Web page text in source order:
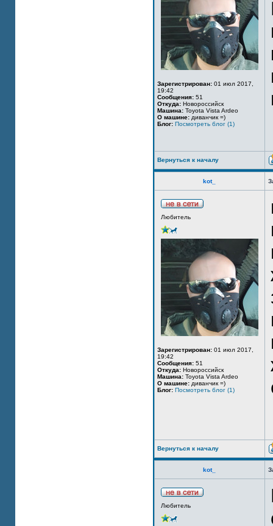
Зарегистрирован: 01 июл 2017,
19:42
Сообщения: 51
Откуда: Новороссийск
Машина: Toyota Vista Ardeo
О машине: диванчик =)
Блог: Посмотреть блог (1)
Вернуться к началу
kot_
Любитель
Зарегистрирован: 01 июл 2017,
19:42
Сообщения: 51
Откуда: Новороссийск
Машина: Toyota Vista Ardeo
О машине: диванчик =)
Блог: Посмотреть блог (1)
Вернуться к началу
kot_
Любитель